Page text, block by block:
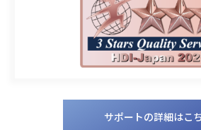
サポートの詳細はこ